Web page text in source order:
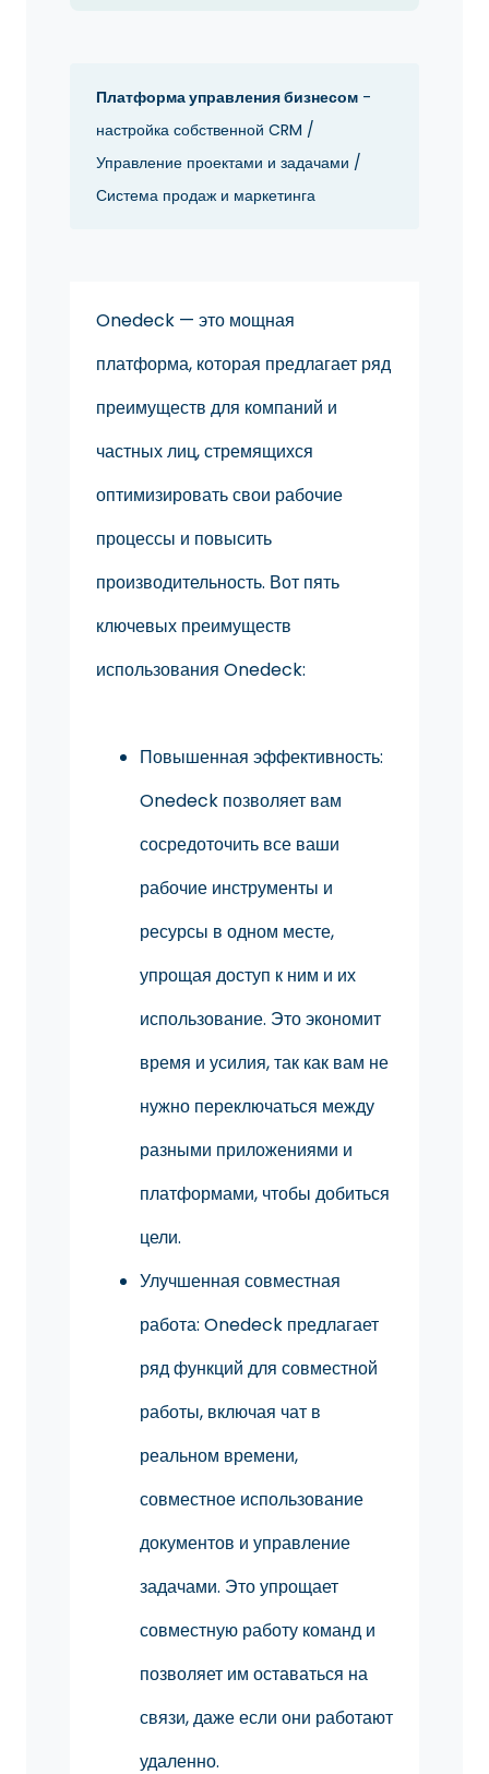
Платформа управления бизнесом -
настройка собственной CRM /
Управление проектами и задачами /
Система продаж и маркетинга
Onedeck — это мощная
платформа, которая предлагает ряд
преимуществ для компаний и
частных лиц, стремящихся
оптимизировать свои рабочие
процессы и повысить
производительность. Вот пять
ключевых преимуществ
использования Onedeck:
Повышенная эффективность:
Onedeck позволяет вам
сосредоточить все ваши
рабочие инструменты и
ресурсы в одном месте,
упрощая доступ к ним и их
использование. Это экономит
время и усилия, так как вам не
нужно переключаться между
разными приложениями и
платформами, чтобы добиться
цели.
Улучшенная совместная
работа: Onedeck предлагает
ряд функций для совместной
работы, включая чат в
реальном времени,
совместное использование
документов и управление
задачами. Это упрощает
совместную работу команд и
позволяет им оставаться на
связи, даже если они работают
удаленно.